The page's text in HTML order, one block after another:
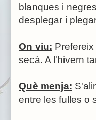
blanques i
desplegar i
On viu:
secà. A l'hivern
Què menja:
entre les fulles o